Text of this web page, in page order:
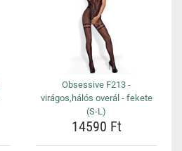
Obsessive F213 -
virágos,hálós overál - fekete
(S-L)
14590 Ft